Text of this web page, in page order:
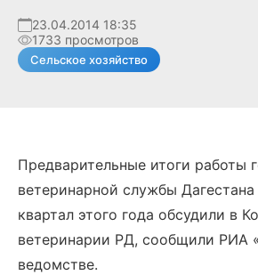
23.04.2014 18:35
1733 просмотров
Сельское хозяйство
Предварительные итоги работы
ветеринарной службы
квартал этого года обсудили в
ветеринарии РД, сообщили РИА
ведомстве.